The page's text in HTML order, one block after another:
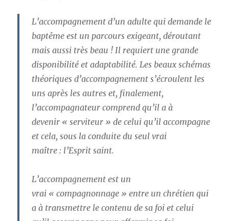
L’accompagnement d’un adulte qui demande le
baptême est un parcours exigeant, déroutant
mais aussi très beau ! Il requiert une grande
disponibilité et adaptabilité. Les beaux schémas
théoriques d’accompagnement s’écroulent les
uns après les autres et, finalement,
l’accompagnateur comprend qu’il a à
devenir « serviteur » de celui qu’il accompagne
et cela, sous la conduite du seul vrai
maître : l’Esprit saint.
L’accompagnement est un
vrai « compagnonnage » entre un chrétien qui
a à transmettre le contenu de sa foi et celui